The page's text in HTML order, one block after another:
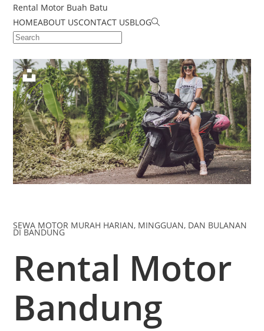
Rental Motor Buah Batu
HOMEABOUT USCONTACT USBLOG
SEWA MOTOR MURAH HARIAN, MINGGUAN, DAN BULANAN
DI BANDUNG
Rental Motor
Bandung